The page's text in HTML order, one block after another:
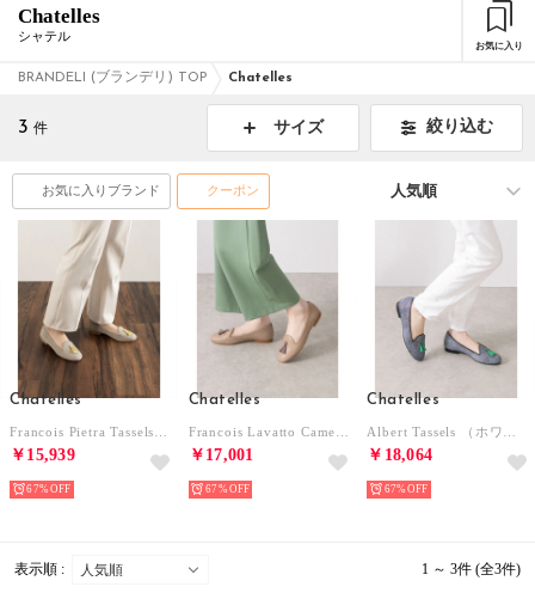
Chatelles
シャテル
お気に入り
BRANDELI (ブランデリ) TOP Chatelles
3 件 サイズ 絞り込む
お気に入りブランド クーポン
Chatelles
￥15,939
67%
Chatelles
￥17,001
67%
Chatelles
￥18,064
67%
表示順 : 1 ～ 3件 (全3件)